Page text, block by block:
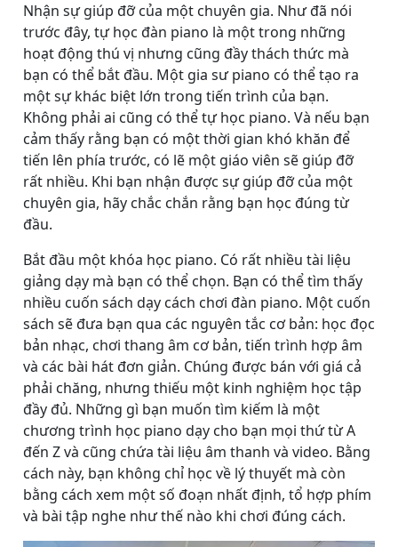
Nhận sự giúp đỡ của một chuyên gia. Như đã nói
trước đây, tự học đàn piano là một trong những
hoạt động thú vị nhưng cũng đầy thách thức mà
bạn có thể bắt đầu. Một gia sư piano có thể tạo ra
một sự khác biệt lớn trong tiến trình của bạn.
Không phải ai cũng có thể tự học piano. Và nếu bạn
cảm thấy rằng bạn có một thời gian khó khăn để
tiến lên phía trước, có lẽ một giáo viên sẽ giúp đỡ
rất nhiều. Khi bạn nhận được sự giúp đỡ của một
chuyên gia, hãy chắc chắn rằng bạn học đúng từ
đầu.
Bắt đầu một khóa học piano. Có rất nhiều tài liệu
giảng dạy mà bạn có thể chọn. Bạn có thể tìm thấy
nhiều cuốn sách dạy cách chơi đàn piano. Một cuốn
sách sẽ đưa bạn qua các nguyên tắc cơ bản: học đọc
bản nhạc, chơi thang âm cơ bản, tiến trình hợp âm
và các bài hát đơn giản. Chúng được bán với giá cả
phải chăng, nhưng thiếu một kinh nghiệm học tập
đầy đủ. Những gì bạn muốn tìm kiếm là một
chương trình học piano dạy cho bạn mọi thứ từ A
đến Z và cũng chứa tài liệu âm thanh và video. Bằng
cách này, bạn không chỉ học về lý thuyết mà còn
bằng cách xem một số đoạn nhất định, tổ hợp phím
và bài tập nghe như thế nào khi chơi đúng cách.